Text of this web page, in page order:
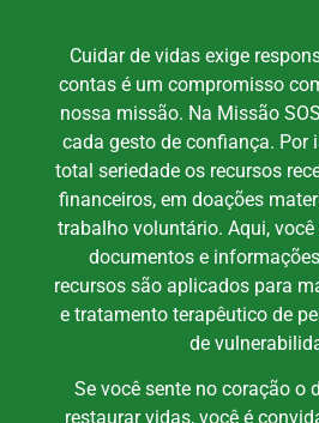
Cuidar de vidas exige
contas é um compromisso
nossa missão. Na Missão
cada gesto de confiança. Por
total seriedade os recursos
financeiros, em doações
trabalho voluntário. Aqui,
documentos e
recursos são aplicados para
e tratamento terapêutico de
de
Se você sente no coração o
restaurar vidas, você é